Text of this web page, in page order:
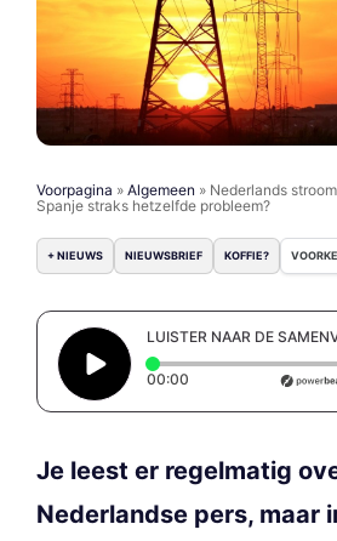
Voorpagina » Algemeen » Nederlands
Spanje straks hetzelfde probleem?
+ NIEUWS NIEUWSBRIEF KOFFIE?
LUISTER NAAR DE
00:00 Elapsed time: 0
Je leest er regelmatig
Nederlandse pers, maar